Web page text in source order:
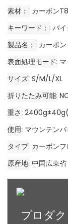
素材：
カーボン
キーワード：
バ
製品名：
カーボ
表面処理モード マ
サイズ S/M/L/XL
折りたたみ可能
重さ
使用 マウンテンバ
タイプ カーボン
原産地 中国広東省
プロダ